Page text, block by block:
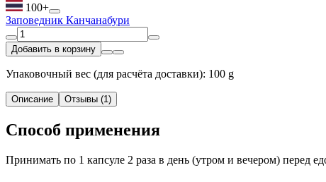
100+
Заповедник Канчанабури
Добавить в корзину
Упаковочный вес (для расчёта доставки): 100 g
Описание Отзывы (1)
Способ применения
Принимать по 1 капсуле 2 раза в день (утром и вечером) перед